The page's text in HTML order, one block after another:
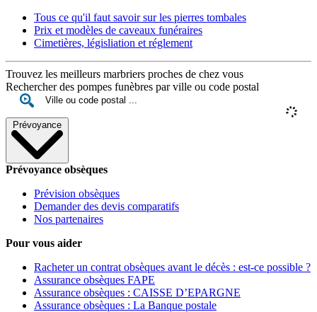
Tous ce qu'il faut savoir sur les pierres tombales
Prix et modèles de caveaux funéraires
Cimetières, législiation et réglement
Trouvez les meilleurs marbriers proches de chez vous
Rechercher des pompes funèbres par ville ou code postal
Prévoyance
Prévoyance obsèques
Prévision obsèques
Demander des devis comparatifs
Nos partenaires
Pour vous aider
Racheter un contrat obsèques avant le décès : est-ce possible ?
Assurance obsèques FAPE
Assurance obsèques : CAISSE D’EPARGNE
Assurance obsèques : La Banque postale